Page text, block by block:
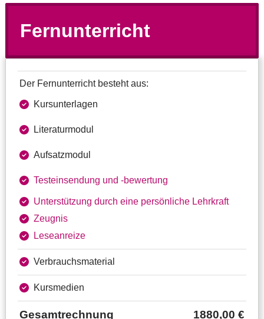
Fernunterricht
Der Fernunterricht besteht aus:
Kursunterlagen
Literaturmodul
Aufsatzmodul
Testeinsendung und ‑bewertung
Unterstützung durch eine persönliche Lehrkraft
Zeugnis
Leseanreize
Verbrauchsmaterial
Kursmedien
Gesamtrechnung 1880,00 €